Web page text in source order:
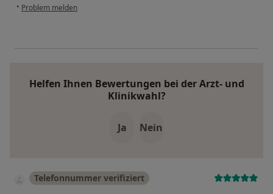
• Problem melden
Helfen Ihnen Bewertungen bei der Arzt- und
Klinikwahl?
Ja Nein
Telefonnummer verifiziert